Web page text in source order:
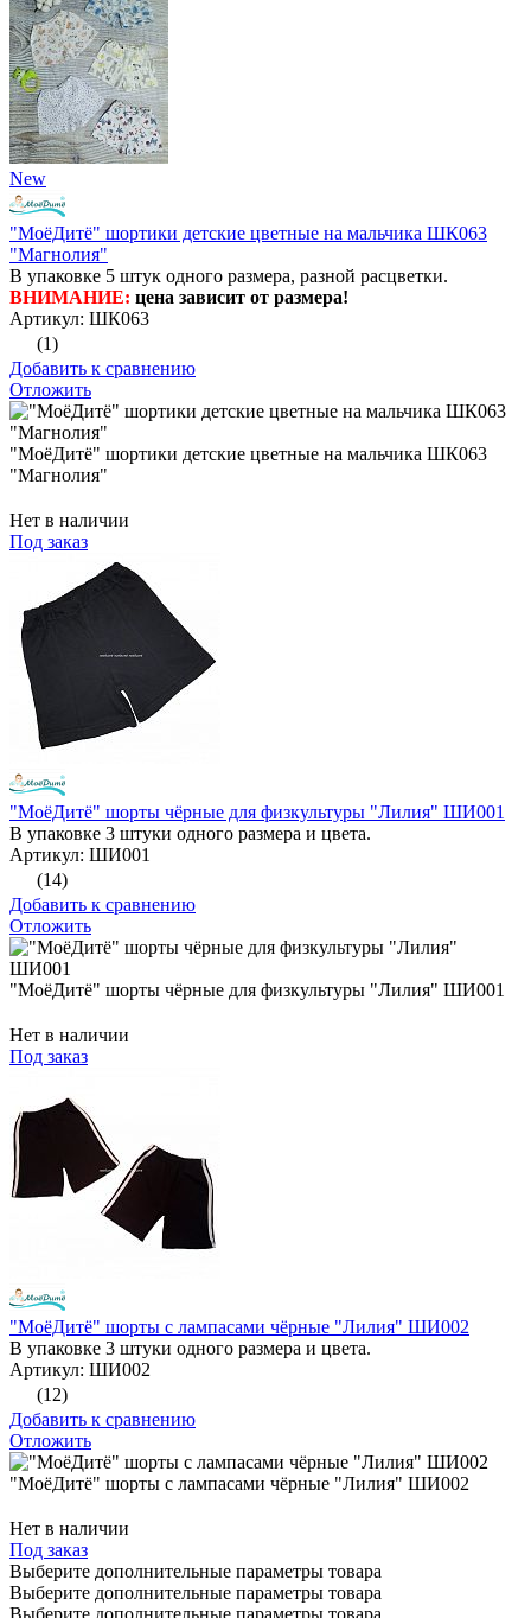
New
"МоёДитё" шортики детские цветные на мальчика ШК063
"Магнолия"
В упаковке 5 штук одного размера, разной расцветки.
ВНИМАНИЕ: цена зависит от размера!
Артикул: ШК063
(1)
Добавить к сравнению
Отложить
"МоёДитё" шортики детские цветные на мальчика ШК063
"Магнолия"
Нет в наличии
Под заказ
"МоёДитё" шорты чёрные для физкультуры "Лилия" ШИ001
В упаковке 3 штуки одного размера и цвета.
Артикул: ШИ001
(14)
Добавить к сравнению
Отложить
"МоёДитё" шорты чёрные для физкультуры "Лилия" ШИ001
Нет в наличии
Под заказ
"МоёДитё" шорты с лампасами чёрные "Лилия" ШИ002
В упаковке 3 штуки одного размера и цвета.
Артикул: ШИ002
(12)
Добавить к сравнению
Отложить
"МоёДитё" шорты с лампасами чёрные "Лилия" ШИ002
Нет в наличии
Под заказ
Выберите дополнительные параметры товара
Выберите дополнительные параметры товара